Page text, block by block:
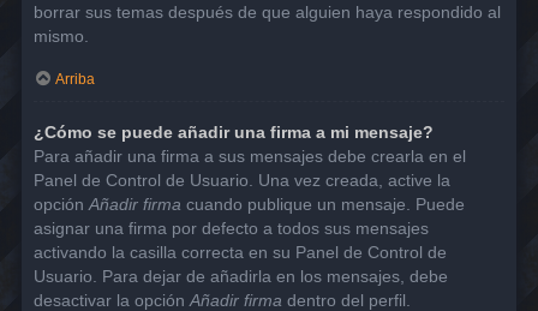
borrar sus temas después de que alguien haya respondido al
mismo.
Arriba
¿Cómo se puede añadir una firma a mi mensaje?
Para añadir una firma a sus mensajes debe crearla en el
Panel de Control de Usuario. Una vez creada, active la
opción Añadir firma cuando publique un mensaje. Puede
asignar una firma por defecto a todos sus mensajes
activando la casilla correcta en su Panel de Control de
Usuario. Para dejar de añadirla en los mensajes, debe
desactivar la opción Añadir firma dentro del perfil.